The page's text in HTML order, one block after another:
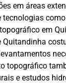
em áreas
tecnologias
em
Quitandinha
topográfico
e estudos